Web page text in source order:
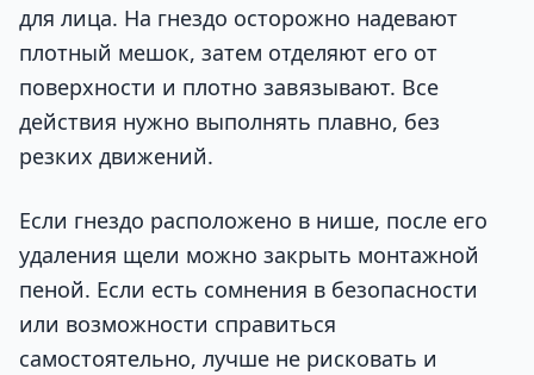
для лица. На гнездо осторожно надевают
плотный мешок, затем отделяют его от
поверхности и плотно завязывают. Все
действия нужно выполнять плавно, без
резких движений.
Если гнездо расположено в нише, после его
удаления щели можно закрыть монтажной
пеной. Если есть сомнения в безопасности
или возможности справиться
самостоятельно, лучше не рисковать и